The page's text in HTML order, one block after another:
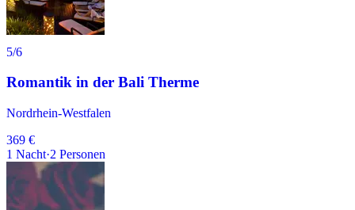
5/6
Romantik in der Bali Therme
Nordrhein-Westfalen
369 €
1 Nacht·2 Personen